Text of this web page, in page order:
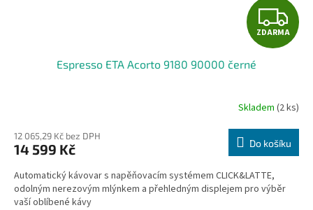
Z
D
R
M
A
ZDARMA
Espresso ETA Acorto 9180 90000 černé
Skladem (2 ks)
12 065,29 Kč bez DPH
14 599 Kč Do košíku
Automatický kávovar s napěňovacím systémem CLICK&LATTE,
odolným nerezovým mlýnkem a přehledným displejem pro výběr
vaší oblíbené kávy